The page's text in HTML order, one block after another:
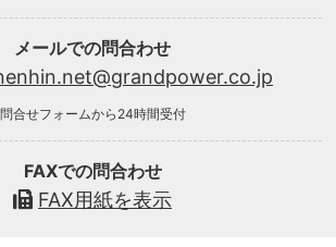
メールでの問合わせ
問合せフォームから24時間受付
FAXでの問合わせ
FAX用紙を表示